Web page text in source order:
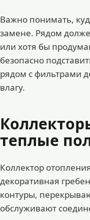
Важно понимать,
замене. Рядом
или хотя бы
безопасно
рядом с фильтрами
влагу.
теплые
Коллектор
декоративная
контуры,
обслуживают